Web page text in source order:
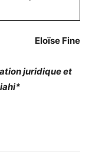
Eloïse Fine
juridique et